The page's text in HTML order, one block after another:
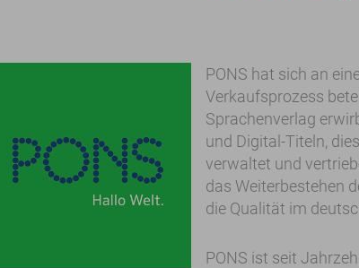
PONS hat sich an
Verkaufsprozess
Sprachenverlag
und Digital-Titeln,
verwaltet und
das Weiterbestehen
die Qualität im
PONS ist seit